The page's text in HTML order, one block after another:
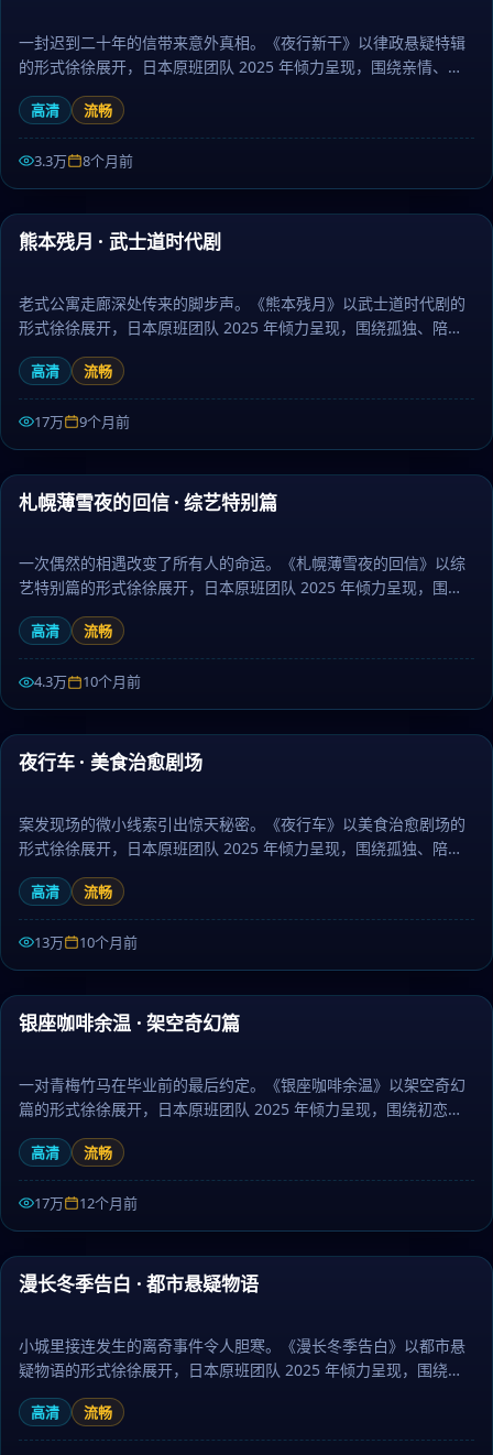
一封迟到二十年的信带来意外真相。《夜行新干》以律政悬疑特辑
的形式徐徐展开，日本原班团队 2025 年倾力呈现，围绕亲情、信
念与救赎层层推进，作为动漫题材，镜头语言细腻、配乐治愈。日
剧大全提供高清完整版日本电视剧免费在线观看。
高清 流畅
3.3万 8个月前
最新
99:03
熊本残月 · 武士道时代剧
老式公寓走廊深处传来的脚步声。《熊本残月》以武士道时代剧的
形式徐徐展开，日本原班团队 2025 年倾力呈现，围绕孤独、陪伴
日剧大全提供高清完整版日本电视剧免费在线观看。
高清 流畅
17万 9个月前
最新
44:57
札幌薄雪夜的回信 · 综艺特别篇
一次偶然的相遇改变了所有人的命运。《札幌薄雪夜的回信》以综
艺特别篇的形式徐徐展开，日本原班团队 2025 年倾力呈现，围绕
孤独、陪伴与勇气层层推进，作为科幻题材，镜头语言细腻、配乐
治愈。日剧大全提供高清完整版日本电视剧免费在线观看。
高清 流畅
4.3万 10个月前
最新
46:32
夜行车 · 美食治愈剧场
案发现场的微小线索引出惊天秘密。《夜行车》以美食治愈剧场的
形式徐徐展开，日本原班团队 2025 年倾力呈现，围绕孤独、陪伴
与勇气层层推进，作为冒险题材，画面唯美、情感真挚动人。日剧
大全提供高清完整版日本电视剧免费在线观看。
高清 流畅
13万 10个月前
最新
99:21
银座咖啡余温 · 架空奇幻篇
一对青梅竹马在毕业前的最后约定。《银座咖啡余温》以架空奇幻
篇的形式徐徐展开，日本原班团队 2025 年倾力呈现，围绕初恋、
成长与离别层层推进，作为悬疑题材，节奏张弛有度、伏笔环环相
扣。日剧大全提供高清完整版日本电视剧免费在线观看。
高清 流畅
17万 12个月前
最新
80:28
漫长冬季告白 · 都市悬疑物语
小城里接连发生的离奇事件令人胆寒。《漫长冬季告白》以都市悬
疑物语的形式徐徐展开，日本原班团队 2025 年倾力呈现，围绕亲
情、信念与救赎层层推进，作为爱情题材，剧情兼具张力与人文厚
度。日剧大全提供高清完整版日本电视剧免费在线观看。
高清 流畅